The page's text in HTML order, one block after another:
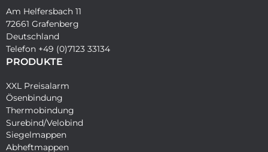
Am Helfersbach 11
72661 Grafenberg
Deutschland
Telefon +49 (0)7123 33134
PRODUKTE
XXL Preisalarm
Ösenbindung
Thermobindung
Surebind/Velobind
Siegelmappen
Abheftmappen